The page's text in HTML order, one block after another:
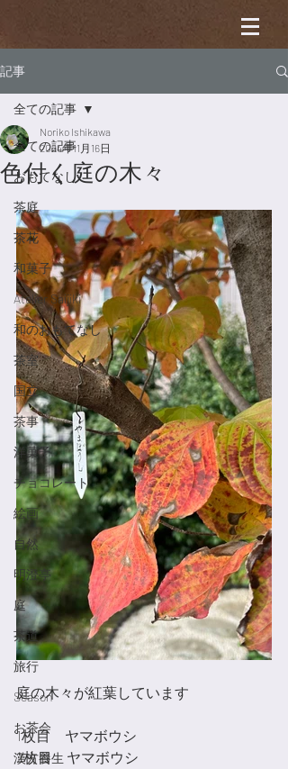
記事
全ての記事
おもてなし
茶庭
茶花
和菓子
Atelier Saijiki
和のおもてなし
茶室
国立
茶事
洋菓子
チョコレート
絵画
自然
明澄亭
庭
茶道
旅行
Season
お茶会
漢方養生
全ての記事
色付く庭の木々
Noriko Ishikawa
2024年11月16日
庭の木々が紅葉しています
1枚目　ヤマボウシ
2枚目　ヤマボウシ